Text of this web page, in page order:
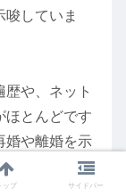
していま
や、ネット
ほとんどです
婚や離婚を示
ップ サイドバー